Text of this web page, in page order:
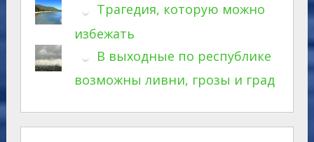
Трагедия, которую можно
избежать
В выходные по республике
возможны ливни, грозы и град